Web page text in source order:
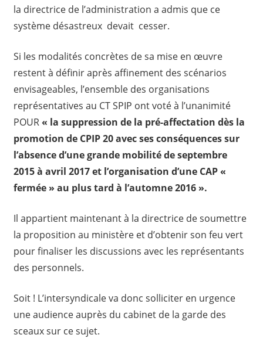
la directrice de l’administration a admis que ce
système désastreux devait cesser.
Si les modalités concrètes de sa mise en œuvre
restent à définir après affinement des scénarios
envisageables, l’ensemble des organisations
représentatives au CT SPIP ont voté à l’unanimité
POUR« la suppression de la pré-affectation dès la
promotion de CPIP 20 avec ses conséquences sur
l’absence d’une grande mobilité de septembre
2015 à avril 2017 et l’organisation d’une CAP «
fermée » au plus tard à l’automne 2016 ».
Il appartient maintenant à la directrice de soumettre
la proposition au ministère et d’obtenir son feu vert
pour finaliser les discussions avec les représentants
des personnels.
Soit ! L’intersyndicale va donc solliciter en urgence
une audience auprès du cabinet de la garde des
sceaux sur ce sujet.